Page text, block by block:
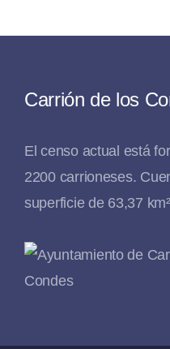
Carrión de los
El censo actual está
2200 carrioneses.
superficie de 63,37